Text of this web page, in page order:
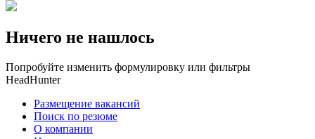
Ничего не нашлось
Попробуйте изменить формулировку или фильтры
HeadHunter
Размещение вакансий
Поиск по резюме
О компании